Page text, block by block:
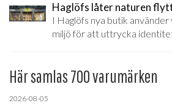
Haglöfs låter naturen
I Haglöfs nya butik
miljö för att uttrycka
Här samlas 700 varumärken
2026-08-05